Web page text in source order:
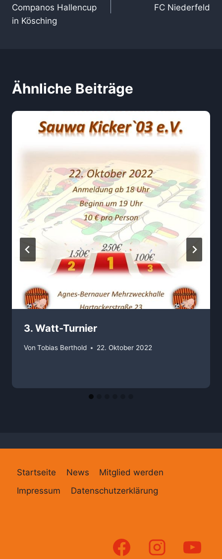
Companos Hallencup
in Kösching
FC Niederfeld
Ähnliche Beiträge
3. Watt-Turnier
Von Tobias Berthold 22. Oktober 2022
Startseite News
Mitglied werden
Impressum
Datenschutzerklärung